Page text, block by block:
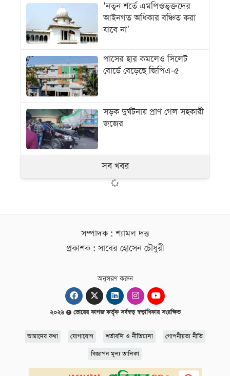
‘নতুন শর্তে এমপিওভুক্তদের
আইনগত অধিকার বঞ্চিত করা
যাবে না’
পাসের হার কমলেও সিলেট
বোর্ডে বেড়েছে জিপিএ-৫
সড়ক দুর্ঘটনায় প্রাণ গেল সহকারী
জজের
সব খবর
সম্পাদক : শ্যামল দত্ত
প্রকাশক : সাবের হোসেন চৌধুরী
অনুসরণ করুন
২০২৬ ভোরের কাগজ কর্তৃক সর্বস্বত্ব স্বত্বাধিকার সংরক্ষিত
আমাদের কথা যোগাযোগ শর্তাবলি ও নীতিমালা গোপনীয়তা নীতি
বিজ্ঞাপন মূল্য তালিকা